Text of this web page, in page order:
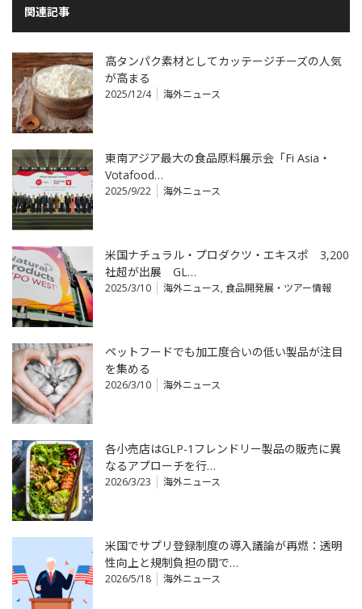
関連記事
高タンパク素材としてカッテージチーズの人気
が高まる
2025/12/4 海外ニュース
東南アジア最大の食品原料展示会「Fi Asia・
Votafood…
2025/9/22 海外ニュース
米国ナチュラル・プロダクツ・エキスポ 3,200
社超が出展 GL…
2025/3/10 海外ニュース, 食品開発展・ツアー情報
ペットフードでも加工度合いの低い製品が注目
を集める
2026/3/10 海外ニュース
各小売店はGLP-1フレンドリー製品の販売に異
なるアプローチを行…
2026/3/23 海外ニュース
米国でサプリ登録制度の導入議論が再燃：透明
性向上と規制負担の間で…
2026/5/18 海外ニュース